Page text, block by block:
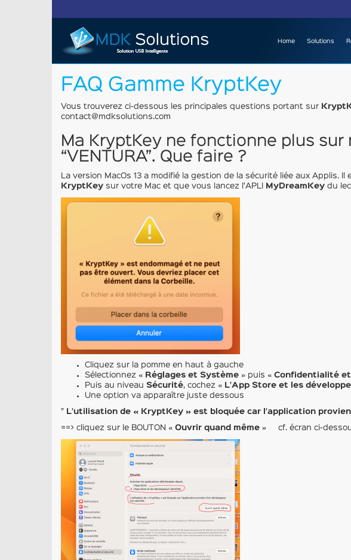
Home Solutions
FAQ Gamme KryptKey
Vous trouverez ci-dessous les principales questions portant sur
contact@mdksolutions.com
Ma KryptKey ne fonctionne plus sur
“VENTURA”. Que faire ?
La version MacOs 13 a modifié la gestion de la sécurité liée aux Applis.
KryptKey sur votre Mac et que vous lancez l’APLI MyDreamKey du
Cliquez sur la pomme en haut à gauche
Sélectionnez « Réglages et Système » puis « Confidentialité
Puis au niveau Sécurité, cochez « L’App Store et les
Une option va apparaître juste dessous
” L’utilisation de « KryptKey » est bloquée car l’application
==> cliquez sur le BOUTON « Ouvrir quand même » cf. écran ci-